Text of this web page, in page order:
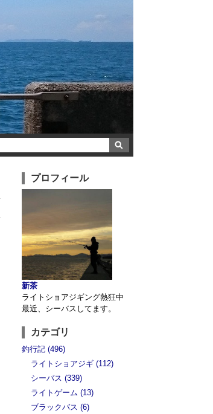
プロフィール
新茶
ライトショアジギング熱狂中
最近、シーバスしてます。
カテゴリ
釣行記 (496)
ライトショアジギ (112)
シーバス (339)
ライトゲーム (13)
ブラックバス (6)